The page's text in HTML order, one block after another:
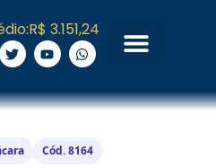
R$ 3.151,24
Cód. 8164